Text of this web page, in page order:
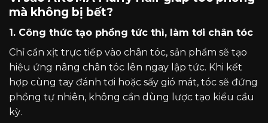
mà không bị bết?
1. Công thức tạo phồng tức thì, làm tơi chân tóc
Chỉ cần xịt trực tiếp vào chân tóc, sản phẩm sẽ tạo
hiệu ứng nâng chân tóc lên ngay lập tức. Khi kết
hợp cùng tay đánh tơi hoặc sấy gió mát, tóc sẽ đứng
phồng tự nhiên, không cần dùng lược tạo kiểu cầu
kỳ.